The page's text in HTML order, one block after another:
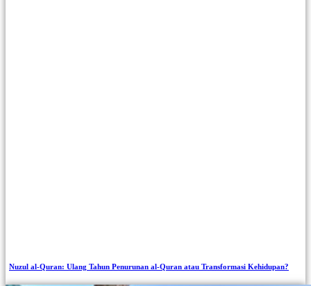
Nuzul al-Quran: Ulang Tahun Penurunan al-Quran atau Transformasi Kehidupan?